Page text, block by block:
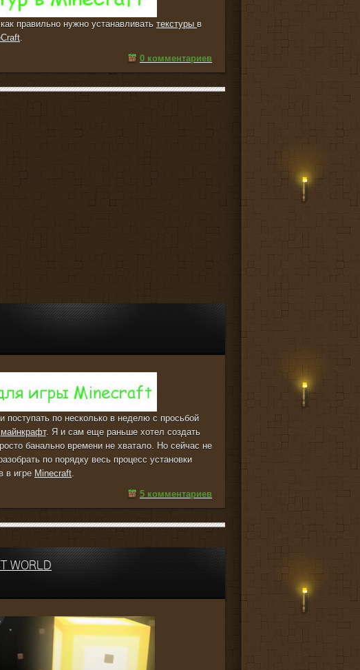
правильно нужно устанавливать текстуры в
.
0 комментариев
поступать по несколько в неделю c просьбой
майнкрафт. Я и сам еще раньше хотел создать
банально времени не хватало. Но сейчас не
по порядку весь процесс установки
в игре Minecraft.
5 комментариев
WORLD